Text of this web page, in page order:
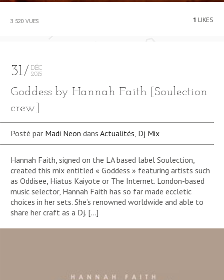
3 520 VUES 1 LIKES
31
DÉC
2015
Goddess by Hannah Faith [Soulection
crew]
Posté par Madi Neon dansActualités Dj Mix
Hannah Faith, signed on the LA based label Soulection,
created this mix entitled « Goddess » featuring artists such
as Oddisee, Hiatus Kaiyote or The Internet. London-based
music selector, Hannah Faith has so far made eccletic
choices in her sets. She’s renowned worldwide and able to
share her craft as a Dj. […]